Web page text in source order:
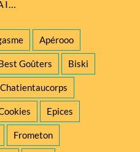
Apérooo
Goûters Biski
Chatientaucorps
Epices
Frometon